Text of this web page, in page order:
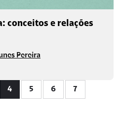
conceitos e relações
Pereira
4 5 6 7